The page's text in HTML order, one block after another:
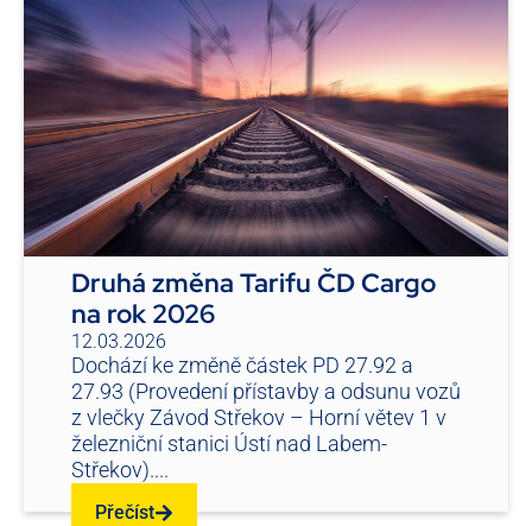
Druhá změna Tarifu ČD Cargo
na rok 2026
12.03.2026
Dochází ke změně částek PD 27.92 a
27.93 (Provedení přístavby a odsunu vozů
z vlečky Závod Střekov – Horní větev 1 v
železniční stanici Ústí nad Labem-
Střekov)....
Přečíst